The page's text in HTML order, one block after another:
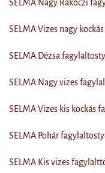
SELMA Nagy Rákóczi
SELMA Vizes nagy
SELMA Dézsa
SELMA Nagy vizes
SELMA Vizes kis kockás
SELMA Pohár
SELMA Kis vizes